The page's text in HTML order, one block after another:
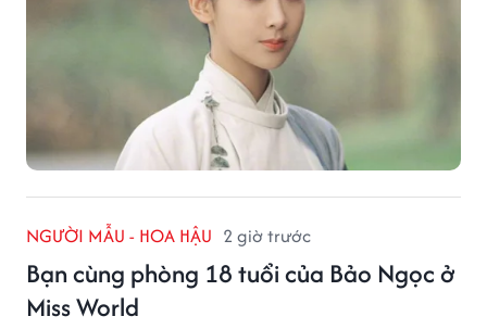
NGƯỜI MẪU - HOA HẬU 2 giờ trước
Bạn cùng phòng 18 tuổi của Bảo Ngọc ở
Miss World